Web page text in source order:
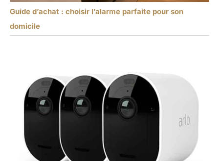
Guide d’achat : choisir l’alarme parfaite pour son
domicile